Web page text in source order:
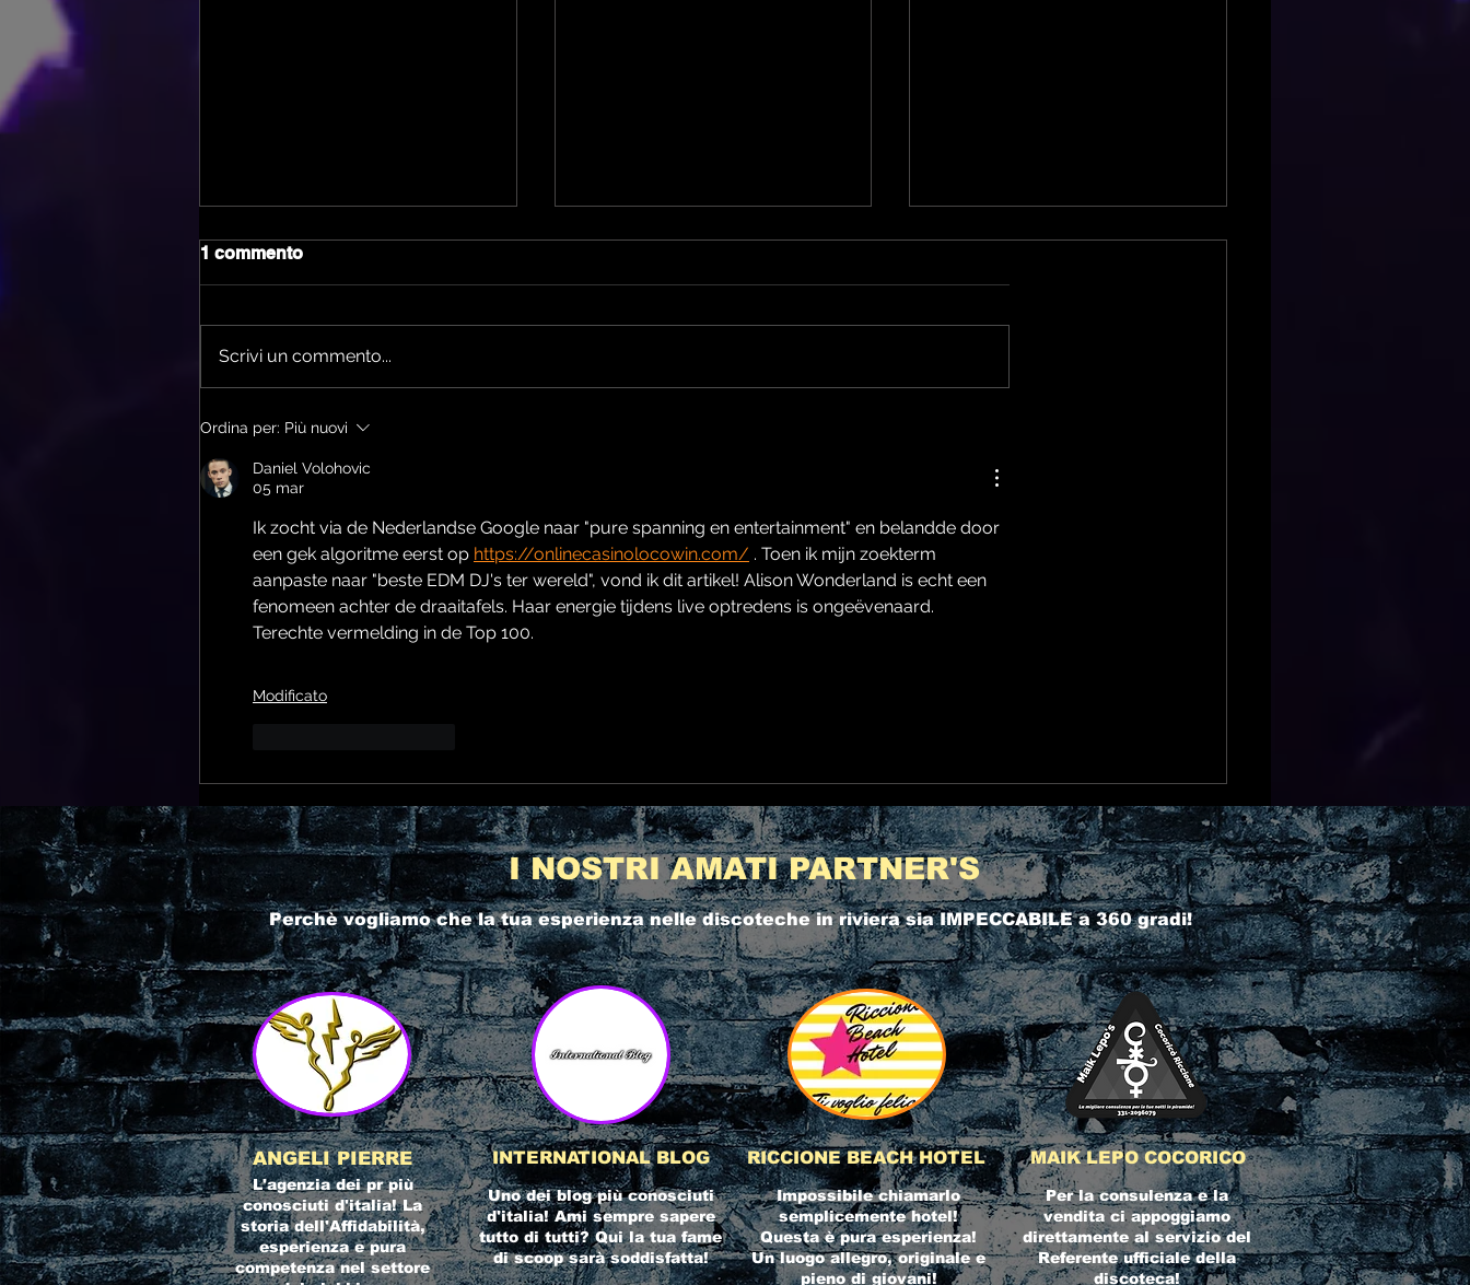
DJ Cuebrick Top 100 djs
2022/23 Riviera Discoteche
1 commento
Scrivi un commento...
Ordina per: Più nuovi
Daniel Volohovic
05 mar
Ik zocht via de Nederlandse Google naar "pure spanning en entertainment" en belandde door
een gek algoritme eerst op https://onlinecasinolocowin.com/ . Toen ik mijn zoekterm
aanpaste naar "beste EDM DJ's ter wereld", vond ik dit artikel! Alison Wonderland is echt een
fenomeen achter de draaitafels. Haar energie tijdens live optredens is ongeëvenaard.
Terechte vermelding in de Top 100.
Modificato
I NOSTRI AMATI PARTNER'S
Perchè vogliamo che la tua esperienza nellediscoteche in rivierasia IMPECCABILE a 360 gradi!
ANGELI PIERRE
L'agenzia dei pr più
conosciuti d'italia! La
storia dell'Affidabilità,
esperienza e pura
competenza nel settore
INTERNATIONAL BLOG
Uno dei blog più conosciuti
d'italia! Ami sempre sapere
tutto di tutti? Qui la tua fame
di scoop sarà soddisfatta!
RICCIONE BEACH HOTEL
Impossibile chiamarlo
semplicemente hotel!
Questa è pura esperienza!
Un luogo allegro, originale e
pieno di giovani!
MAIK LEPO COCORICO
Per la consulenza e la
vendita ci appoggiamo
direttamente al servizio del
Referente ufficiale della
discoteca!